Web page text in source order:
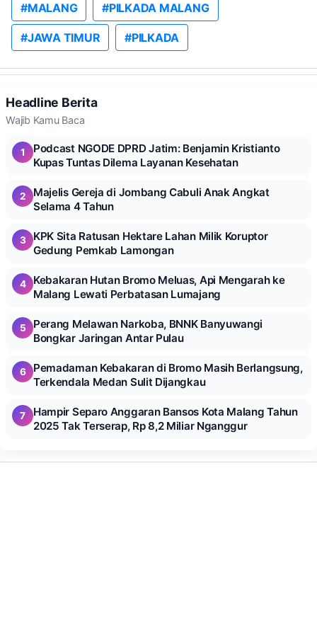
#MALANG #PILKADA MALANG
#JAWA TIMUR #PILKADA
Headline Berita
Wajib Kamu Baca
1
Podcast NGODE DPRD Jatim: Benjamin Kristianto
Kupas Tuntas Dilema Layanan Kesehatan
2
Majelis Gereja di Jombang Cabuli Anak Angkat
Selama 4 Tahun
3
KPK Sita Ratusan Hektare Lahan Milik Koruptor
Gedung Pemkab Lamongan
4
Kebakaran Hutan Bromo Meluas, Api Mengarah ke
Malang Lewati Perbatasan Lumajang
5
Perang Melawan Narkoba, BNNK Banyuwangi
Bongkar Jaringan Antar Pulau
6
Pemadaman Kebakaran di Bromo Masih Berlangsung,
Terkendala Medan Sulit Dijangkau
7
Hampir Separo Anggaran Bansos Kota Malang Tahun
2025 Tak Terserap, Rp 8,2 Miliar Nganggur